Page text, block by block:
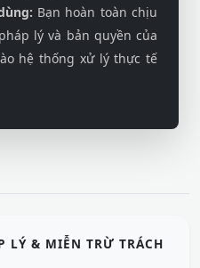
Bạn hoàn toàn chịu
lý và bản quyền của
hệ thống xử lý thực tế
LÝ & MIỄN TRỪ TRÁCH